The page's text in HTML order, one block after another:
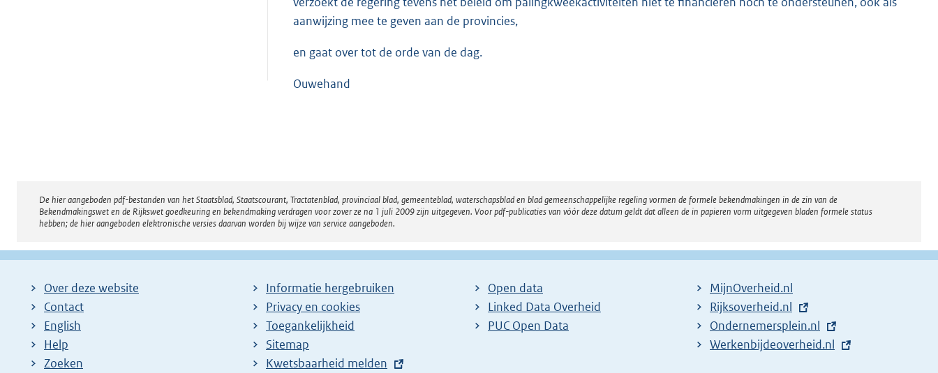
aanwijzing mee te geven aan de provincies,
en gaat over tot de orde van de dag.
Ouwehand
Disclaimer
De hier aangeboden pdf-bestanden van het Staatsblad, Staatscourant, Tractatenblad, provinciaal blad, gemeenteblad, waterschapsblad en blad gemeenschappelijke regeling vormen de formele bekendmakingen in de zin van de
Bekendmakingswet en de Rijkswet goedkeuring en bekendmaking verdragen voor zover ze na 1 juli 2009 zijn uitgegeven. Voor pdf-publicaties van vóór deze datum geldt dat alleen de in papieren vorm uitgegeven bladen formele status
hebben; de hier aangeboden elektronische versies daarvan worden bij wijze van service aangeboden.
Over deze website
Contact
English
Help
Zoeken
Informatie hergebruiken
Privacy en cookies
Toegankelijkheid
Sitemap
E
Kwetsbaarheid melden
Open data
Linked Data Overheid
PUC Open Data
MijnOverheid.nl
E
x
t
Rijksoverheid.nl
E
x
Ondernemersplein.nl
E
Werkenbijdeoverheid.nl